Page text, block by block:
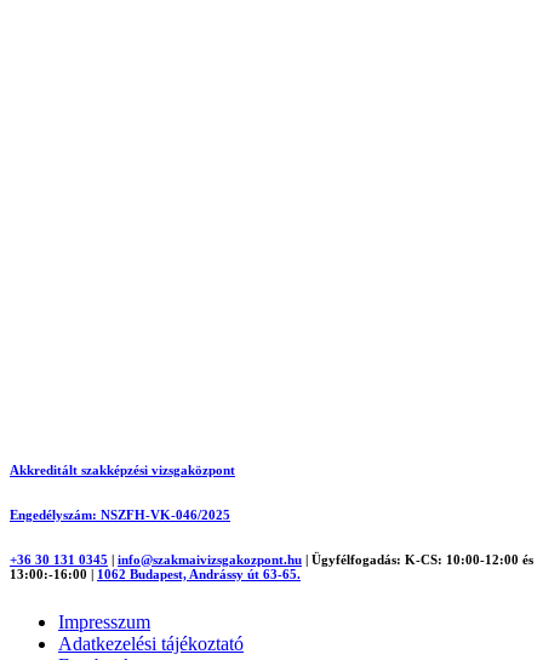
Akkreditált szakképzési vizsgaközpont
Engedélyszám: NSZFH-VK-046/2025
+36 30 131 0345 info@szakmaivizsgakozpont.hu
Ügyfélfogadás: K-CS: 10:00-12:00 és
13:00:-16:00
1062 Budapest, Andrássy út 63-65.
Impresszum
Adatkezelési tájékoztató